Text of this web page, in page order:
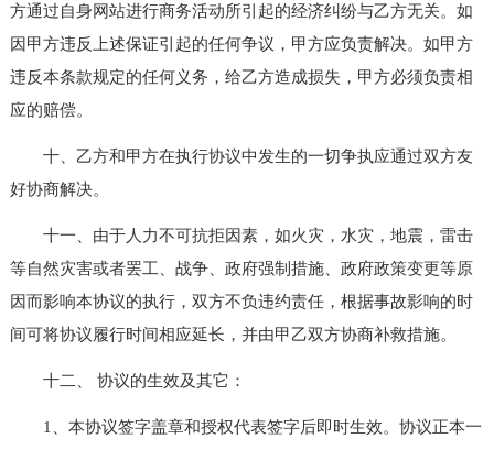
方通过自身网站进行商务活动所引起的经济纠纷与乙方无关。如
因甲方违反上述保证引起的任何争议，甲方应负责解决。如甲方
违反本条款规定的任何义务，给乙方造成损失，甲方必须负责相
应的赔偿。
十、乙方和甲方在执行协议中发生的一切争执应通过双方友
好协商解决。
十一、由于人力不可抗拒因素，如火灾，水灾，地震，雷击
等自然灾害或者罢工、战争、政府强制措施、政府政策变更等原
因而影响本协议的执行，双方不负违约责任，根据事故影响的时
间可将协议履行时间相应延长，并由甲乙双方协商补救措施。
十二、 协议的生效及其它：
1、本协议签字盖章和授权代表签字后即时生效。协议正本一